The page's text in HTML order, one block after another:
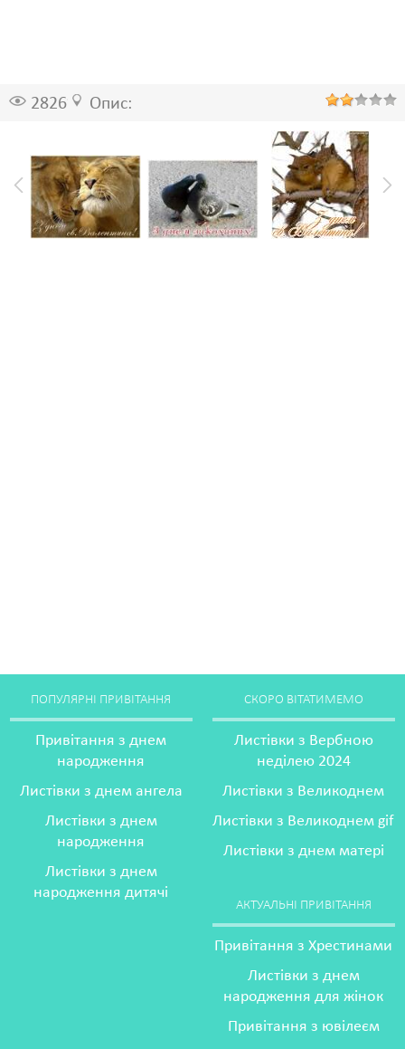
2826 Опис:
ПОПУЛЯРНІ ПРИВІТАННЯ
Привітання з днем
народження
Листівки з днем ангела
Листівки з днем
народження
Листівки з днем
народження дитячі
СКОРО ВІТАТИМЕМО
Листівки з Вербною
неділею 2024
Листівки з Великоднем
Листівки з Великоднем gif
Листівки з днем матері
АКТУАЛЬНІ ПРИВІТАННЯ
Привітання з Хрестинами
Листівки з днем
народження для жінок
Привітання з ювілеєм